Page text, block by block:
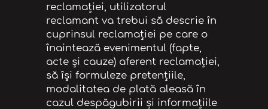
reclamaţiei, utilizatorul
reclamant va trebui să descrie în
cuprinsul reclamaţiei pe care o
înaintează evenimentul (fapte,
acte şi cauze) aferent reclamaţiei,
să îşi formuleze pretenţiile,
modalitatea de plată aleasă în
cazul despăgubirii şi informaţiile